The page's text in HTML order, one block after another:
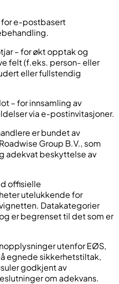
for e-postbasert
– for økt opptak og
felt (f.eks. person- eller
eller fullstendig
– for innsamling av
via e-postinvitasjoner.
er bundet av
Group B.V., som
adekvat beskyttelse av
offisielle
utelukkende for
Datakategorier
er begrenset til det som er
utenfor EØS,
egnede sikkerhetstiltak,
godkjent av
om adekvans.